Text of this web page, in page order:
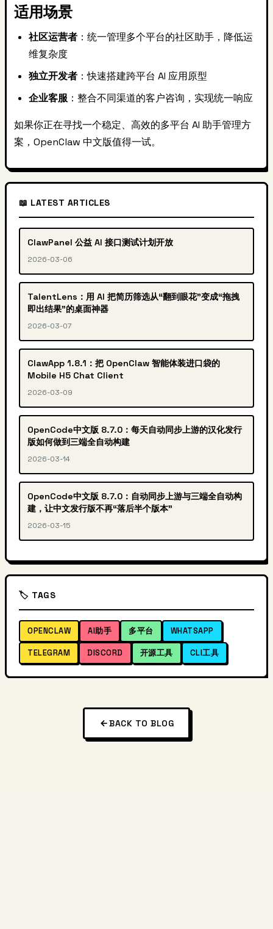
适用场景
社区运营者 ：统一管理多个平台的社区助手，降低运
维复杂度
独立开发者 ：快速搭建跨平台 AI 应用原型
企业客服 ：整合不同渠道的客户咨询，实现统一响应
如果你正在寻找一个稳定、高效的多平台 AI 助手管理方
案，OpenClaw 中文版值得一试。
📖 LATEST ARTICLES
ClawPanel 公益 AI 接口测试计划开放
2026-03-06
TalentLens：用 AI 把简历筛选从“翻到眼花”变成“拖拽
即出结果”的桌面神器
2026-03-07
ClawApp 1.8.1：把 OpenClaw 智能体装进口袋的
Mobile H5 Chat Client
2026-03-09
OpenCode中文版 8.7.0：每天自动同步上游的汉化发行
版如何做到三端全自动构建
2026-03-14
OpenCode中文版 8.7.0：自动同步上游与三端全自动构
建，让中文发行版不再“落后半个版本”
2026-03-15
🏷️ TAGS
OPENCLAW AI助手 多平台 WHATSAPP
TELEGRAM DISCORD 开源工具 CLI工具
BACK TO BLOG